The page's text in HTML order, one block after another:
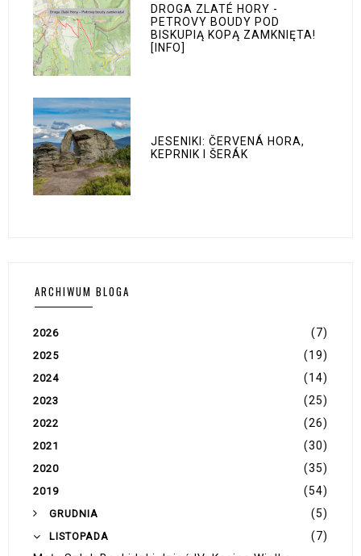
DROGA ZLATÉ HORY -
PETROVY BOUDY POD
BISKUPIĄ KOPĄ ZAMKNIĘTA!
[INFO]
JESENIKI: ČERVENÁ HORA,
KEPRNIK I ŠERÁK
ARCHIWUM BLOGA
2026 (7)
2025 (19)
2024 (14)
2023 (25)
2022 (26)
2021 (30)
2020 (35)
2019 (54)
GRUDNIA (5)
LISTOPADA
(7)